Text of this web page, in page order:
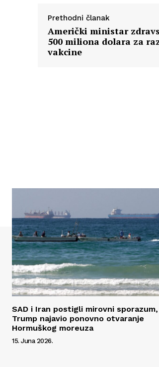
Prethodni članak
Američki ministar
500 miliona dolara za
vakcine
SAD i Iran postigli mirovni sporazum,
Trump najavio ponovno otvaranje
Hormuškog moreuza
15. Juna 2026.